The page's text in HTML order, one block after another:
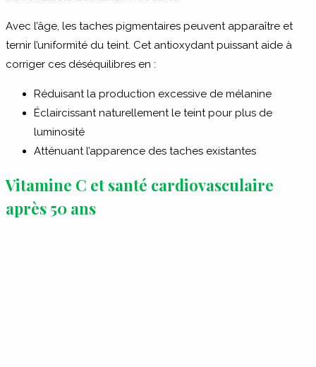
Avec l’âge, les taches pigmentaires peuvent apparaître et
ternir l’uniformité du teint. Cet antioxydant puissant aide à
corriger ces déséquilibres en :
Réduisant la production excessive de mélanine
Éclaircissant naturellement le teint pour plus de
luminosité
Atténuant l’apparence des taches existantes
Vitamine C et santé cardiovasculaire
après 50 ans